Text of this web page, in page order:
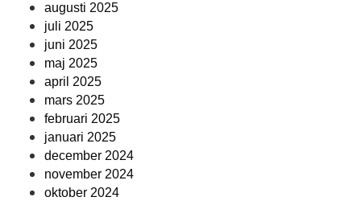
augusti 2025
juli 2025
juni 2025
maj 2025
april 2025
mars 2025
februari 2025
januari 2025
december 2024
november 2024
oktober 2024